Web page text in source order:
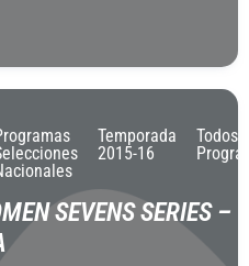
Temporada
2015-16
Todos
SEVENS SERIES –